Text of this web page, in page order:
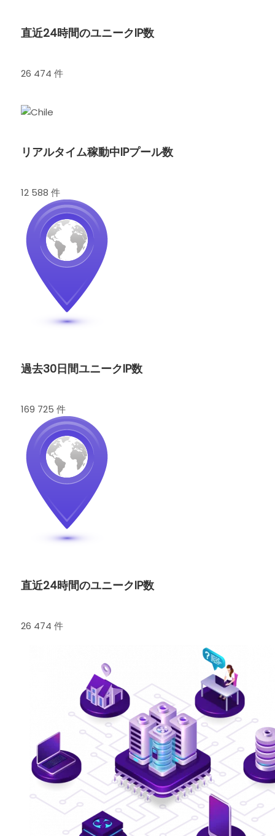
直近24時間のユニークIP数
26 474 件
リアルタイム稼動中IPプール数
12 588 件
過去30日間ユニークIP数
169 725 件
直近24時間のユニークIP数
26 474 件